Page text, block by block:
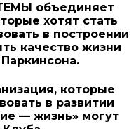
объединяет
хотят стать
в построении
качество жизни
которые
в развитии
— жизнь» могут